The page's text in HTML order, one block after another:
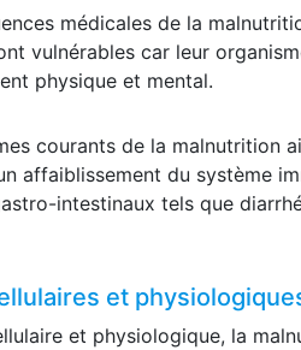
médicales de la
vulnérables car leur
physique et mental.
courants de la malnutrition
affaiblissement du système
intestinaux tels que
et
et physiologique, la